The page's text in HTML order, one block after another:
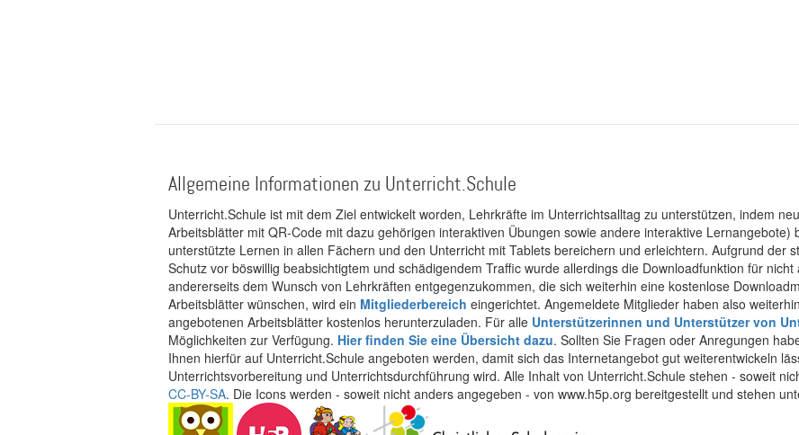
Allgemeine Informationen zu Unterricht.Schule
Unterricht.Schule ist mit dem Ziel entwickelt worden, Lehrkräfte im Unterrichtsalltag zu unterstützen, indem
Arbeitsblätter mit QR-Code mit dazu gehörigen interaktiven Übungen sowie andere interaktive Lernangebote)
unterstützte Lernen in allen Fächern und den Unterricht mit Tablets bereichern und erleichtern. Aufgrund der
Schutz vor böswillig beabsichtigtem und schädigendem Traffic wurde allerdings die Downloadfunktion für
andererseits dem Wunsch von Lehrkräften entgegenzukommen, die sich weiterhin eine kostenlose
Arbeitsblätter wünschen, wird ein Mitgliederbereich eingerichtet. Angemeldete Mitglieder haben also
angebotenen Arbeitsblätter kostenlos herunterzuladen. Für alle Unterstützerinnen und Unterstützer von
Möglichkeiten zur Verfügung. Hier finden Sie eine Übersicht dazu. Sollten Sie Fragen oder Anregungen
Ihnen hierfür auf Unterricht.Schule angeboten werden, damit sich das Internetangebot gut weiterentwickeln
Unterrichtsvorbereitung und Unterrichtsdurchführung wird. Alle Inhalt von Unterricht.Schule stehen - soweit
CC-BY-SA. Die Icons werden - soweit nicht anders angegeben - von www.h5p.org bereitgestellt und stehen